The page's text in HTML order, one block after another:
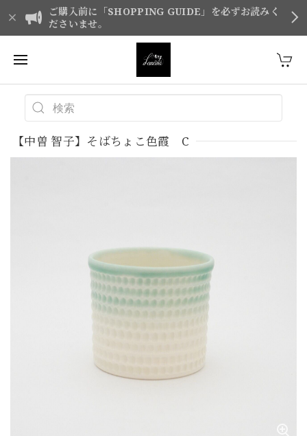
ご購入前に「SHOPPING GUIDE」を必ずお読みく
ださいませ。
【中曽 智子】そばちょこ色霞 C